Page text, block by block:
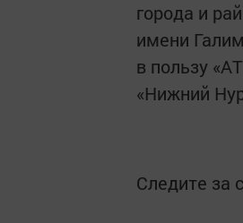
города и
имени
в пользу
«Нижний
Следите